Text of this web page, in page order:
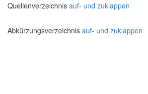
Quellenverzeichnis auf- und zuklappen
Abkürzungsverzeichnis auf- und zuklappen